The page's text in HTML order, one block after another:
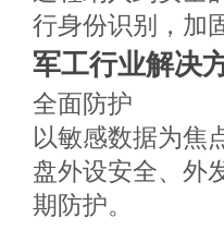
行身份识别，加
军工行业解决
全面防护
以敏感数据为焦
盘外设安全、外
期防护。